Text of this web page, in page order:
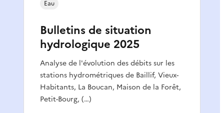
Bulletins de situation
hydrologique 2025
Analyse de l'évolution des débits sur les
stations hydrométriques de Baillif, Vieux-
Habitants, La Boucan, Maison de la Forêt,
Petit-Bourg, (…)
Eau